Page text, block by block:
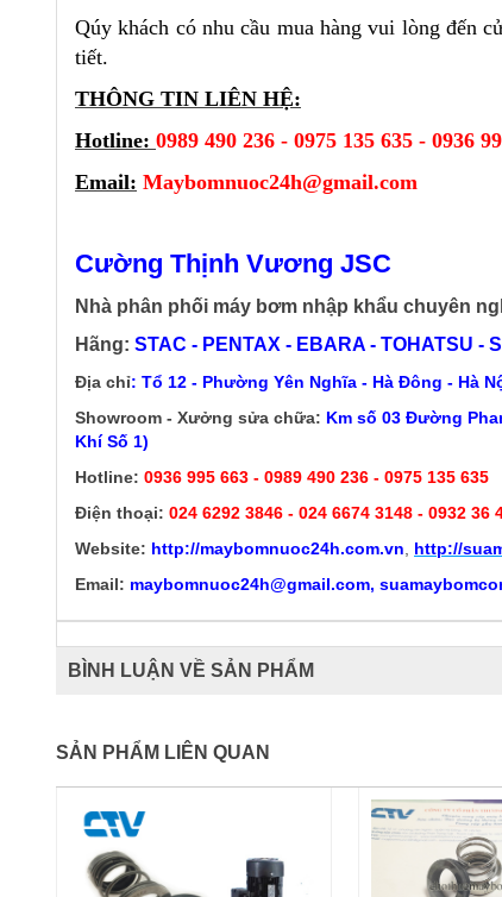
Qúy khách có nhu cầu mua hàng vui lòng đến
tiết.
THÔNG TIN LIÊN HỆ:
Hotline: 0989 490 236 - 0975 135 635 - 0936
Email: Maybomnuoc24h@gmail.com
Cường Thịnh Vương JSC
Nhà phân phối máy bơm nhập khẩu chuyên
Hãng: STAC - PENTAX - EBARA - TOHATSU -
Địa chỉ: Tổ 12 - Phường Yên Nghĩa - Hà Đông - Hà
Showroom - Xưởng sửa chữa: Km số 03 Đường
Khí Số 1)
Hotline: 0936 995 663 - 0989 490 236 - 0975 135 635
Điện thoại: 024 6292 3846 - 024 6674 3148 - 0932 36
Website: http://maybomnuoc24h.com.vn http://
Email: maybomnuoc24h@gmail.com,
BÌNH LUẬN VỀ SẢN PHẨM
SẢN PHẨM LIÊN QUAN